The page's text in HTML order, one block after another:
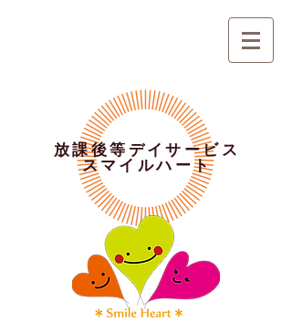
放課後等デイサービス
スマイルハート